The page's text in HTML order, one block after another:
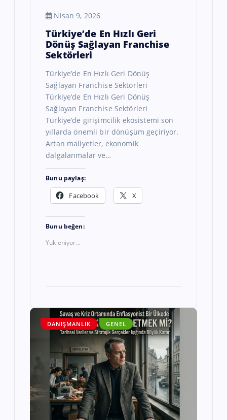
Nisan 9, 2026
Türkiye’de En Hızlı Geri
Dönüş Sağlayan Franchise
Sektörleri
Türkiye’de En Hızlı Geri Dönüş
Sağlayan Franchise Sektörleri
Türkiye’de En Hızlı Geri Dönüş
Sağlayan Franchise Sektörleri
Türkiye’de girişimcilik ekosistemi son
yıllarda önemli bir dönüşüm geçiriyor.
Artan maliyetler, ekonomik
dalgalanmalar ve…
Bunu paylaş:
Facebook X
Bunu beğen:
Yükleniyor...
DANIŞMANLIK GENEL